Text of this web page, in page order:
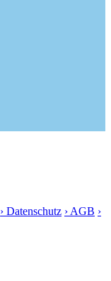
› Datenschutz › AGB ›